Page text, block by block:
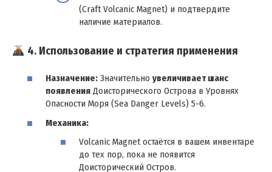
(Craft Volcanic Magnet) и подтвердите
наличие материалов.
4. Использование и стратегия применения
Назначение: Значительно увеличивает шанс
появления Доисторического Острова в Уровнях
Опасности Моря (Sea Danger Levels) 5-6.
Механика:
Volcanic Magnet остаётся в вашем инвентаре
до тех пор, пока не появится
Доисторический Остров.